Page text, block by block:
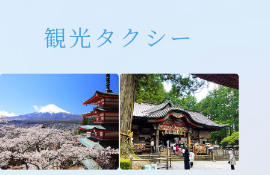
観光タクシー